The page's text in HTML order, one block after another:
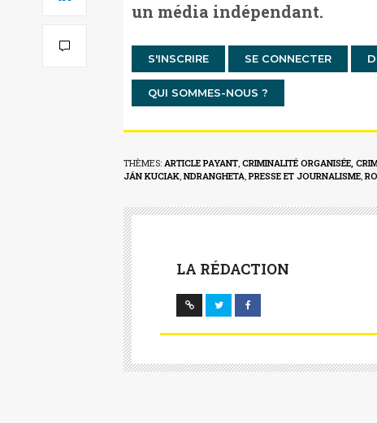
un média indépendant.
S'INSCRIRE SE CONNECTER
QUI SOMMES-NOUS ?
THÈMES: ARTICLE PAYANT, CRIMINALITÉ ORGANISÉE,
JÁN KUCIAK,NDRANGHETA,PRESSE ET JOURNALISME,
LA RÉDACTION